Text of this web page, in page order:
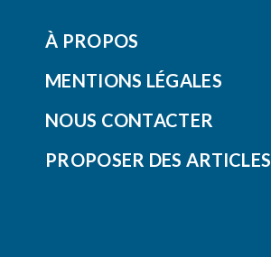
À PROPOS
MENTIONS LÉGALES
NOUS CONTACTER
PROPOSER DES ARTICLES